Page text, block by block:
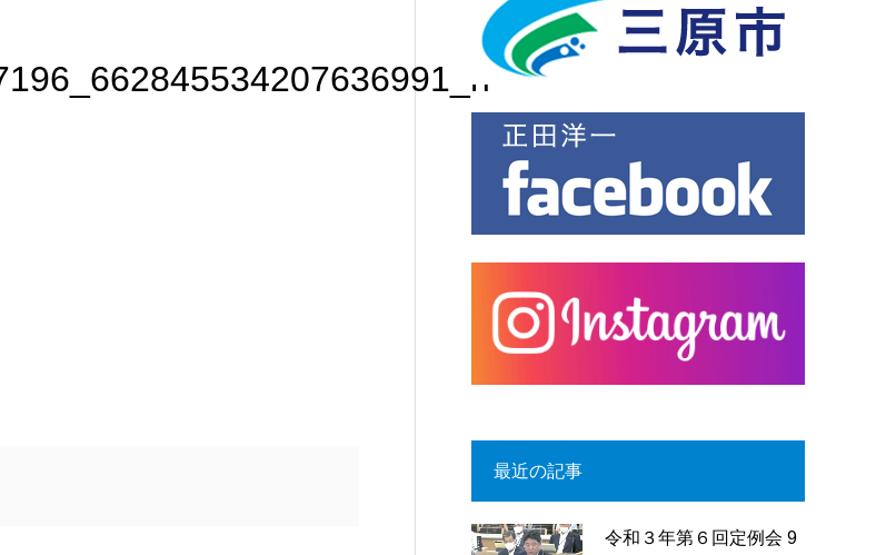
最近の記事
令和３年第６回定例会 9